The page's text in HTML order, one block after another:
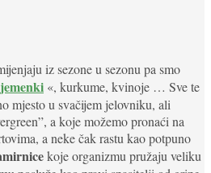
iz sezone u sezonu pa smo
«, kurkume, kvinoje … Sve te
mjesto u svačijem jelovniku, ali
a koje možemo pronaći na
a neke čak rastu kao potpuno
koje organizmu pružaju veliku